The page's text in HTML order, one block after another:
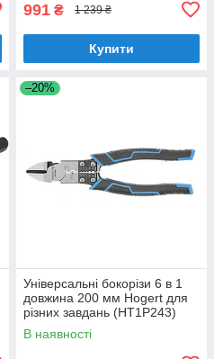
991 ₴ 1 239 ₴
Купити
–20%
Універсальні бокорізи 6 в 1
довжина 200 мм Hogert для
різних завдань (HT1P243)
В наявності